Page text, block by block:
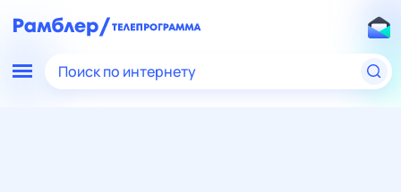
Поиск по интернету